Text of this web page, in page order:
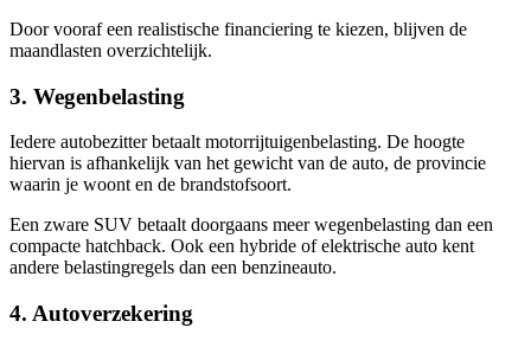
Door vooraf een realistische financiering te kiezen, blijven de
maandlasten overzichtelijk.
3. Wegenbelasting
Iedere autobezitter betaalt motorrijtuigenbelasting. De hoogte
hiervan is afhankelijk van het gewicht van de auto, de provincie
waarin je woont en de brandstofsoort.
Een zware SUV betaalt doorgaans meer wegenbelasting dan een
compacte hatchback. Ook een hybride of elektrische auto kent
andere belastingregels dan een benzineauto.
4. Autoverzekering